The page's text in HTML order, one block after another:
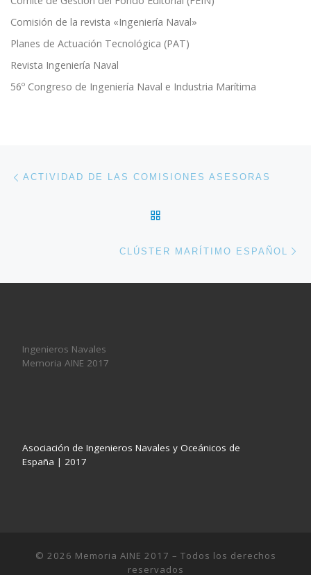
Comisión de la revista «Ingeniería Naval»
Planes de Actuación Tecnológica (PAT)
Revista Ingeniería Naval
56º Congreso de Ingeniería Naval e Industria Marítima
Navegación de entradas
ACTIVIDAD DE LAS COMISIONES ASESORAS
CLÚSTER MARÍTIMO ESPAÑOL
Ingenieros Navales
Memoria AINE 2017
Asociación de Ingenieros Navales y Oceánicos de
España | 2017
© 2026 Memoria AINE 2017 – Todos los derechos
reservados